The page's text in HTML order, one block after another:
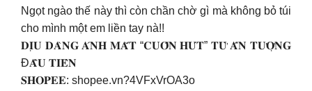
Ngọt ngào thế này thì còn chần chờ gì mà không bỏ túi
cho mình một em liền tay nà!!
𝐃𝐈̣𝐔 𝐃𝐀̀𝐍𝐆 𝐀́𝐍𝐇 𝐌𝐀̆́𝐓 “𝐂𝐔𝐎̂́𝐍 𝐇𝐔́𝐓” 𝐓𝐔̛̀ 𝐀̂́𝐍 𝐓𝐔̛𝐎̛̣𝐍𝐆
Đ𝐀̂̀𝐔 𝐓𝐈𝐄̂𝐍
𝐒𝐇𝐎𝐏𝐄𝐄: shopee.vn?4VFxVrOA3o